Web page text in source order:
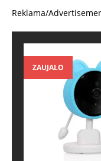
Reklama/
ZAUJALO